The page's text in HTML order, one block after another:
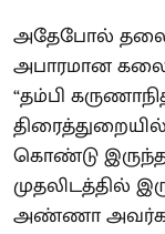
அதேபோல்
அபாரமான
“தம்பி
கொண்டு
முதலிடத்தில்
அண்ணா